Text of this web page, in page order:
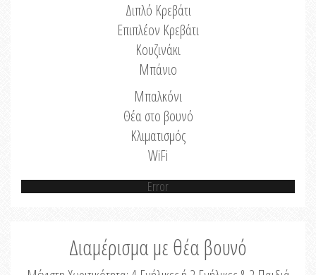
Διπλό Κρεβάτι
Επιπλέον Κρεβάτι
Κουζινάκι
Μπάνιο
Μπαλκόνι
Θέα στο βουνό
Κλιματισμός
WiFi
Error
Διαμέρισμα με θέα βουνό